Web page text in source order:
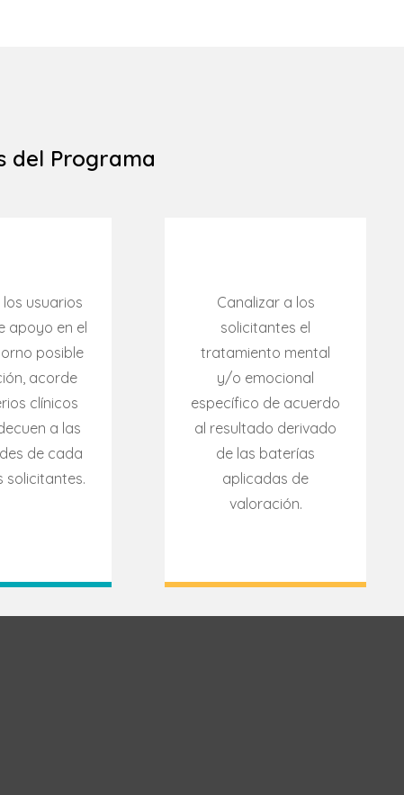
del Programa
usuarios
apoyo en el
posible
acorde
clínicos
a las
de cada
solicitantes.
Canalizar a los
solicitantes el
tratamiento mental
y/o emocional
específico de acuerdo
al resultado derivado
de las baterías
aplicadas de
valoración.